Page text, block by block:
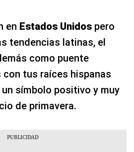
en Estados Unidos pero
tendencias latinas, el
como puente
tus raíces hispanas
símbolo positivo y muy
de primavera.